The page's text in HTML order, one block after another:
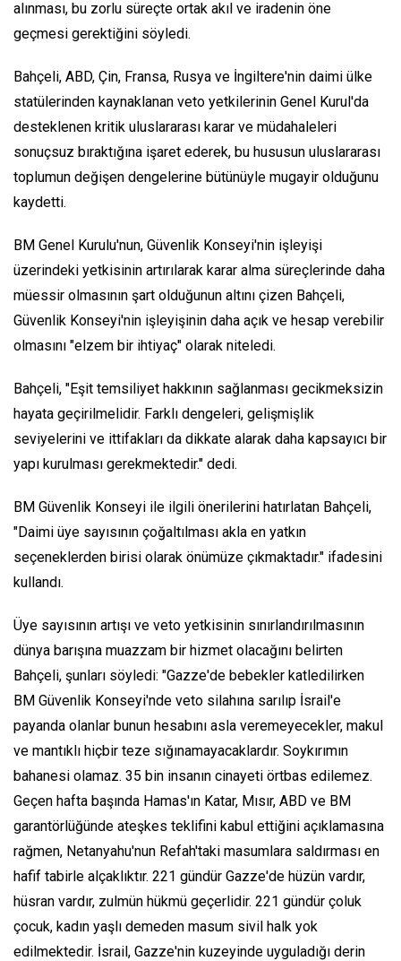
alınması, bu zorlu süreçte ortak akıl ve iradenin öne
geçmesi gerektiğini söyledi.
Bahçeli, ABD, Çin, Fransa, Rusya ve İngiltere'nin daimi ülke
statülerinden kaynaklanan veto yetkilerinin Genel Kurul'da
desteklenen kritik uluslararası karar ve müdahaleleri
sonuçsuz bıraktığına işaret ederek, bu hususun uluslararası
toplumun değişen dengelerine bütünüyle mugayir olduğunu
kaydetti.
BM Genel Kurulu'nun, Güvenlik Konseyi'nin işleyişi
üzerindeki yetkisinin artırılarak karar alma süreçlerinde daha
müessir olmasının şart olduğunun altını çizen Bahçeli,
Güvenlik Konseyi'nin işleyişinin daha açık ve hesap verebilir
olmasını "elzem bir ihtiyaç" olarak niteledi.
Bahçeli, "Eşit temsiliyet hakkının sağlanması gecikmeksizin
hayata geçirilmelidir. Farklı dengeleri, gelişmişlik
seviyelerini ve ittifakları da dikkate alarak daha kapsayıcı bir
yapı kurulması gerekmektedir." dedi.
BM Güvenlik Konseyi ile ilgili önerilerini hatırlatan Bahçeli,
"Daimi üye sayısının çoğaltılması akla en yatkın
seçeneklerden birisi olarak önümüze çıkmaktadır." ifadesini
kullandı.
Üye sayısının artışı ve veto yetkisinin sınırlandırılmasının
dünya barışına muazzam bir hizmet olacağını belirten
Bahçeli, şunları söyledi: "Gazze'de bebekler katledilirken
BM Güvenlik Konseyi'nde veto silahına sarılıp İsrail'e
payanda olanlar bunun hesabını asla veremeyecekler, makul
ve mantıklı hiçbir teze sığınamayacaklardır. Soykırımın
bahanesi olamaz. 35 bin insanın cinayeti örtbas edilemez.
Geçen hafta başında Hamas'ın Katar, Mısır, ABD ve BM
garantörlüğünde ateşkes teklifini kabul ettiğini açıklamasına
rağmen, Netanyahu'nun Refah'taki masumlara saldırması en
hafif tabirle alçaklıktır. 221 gündür Gazze'de hüzün vardır,
hüsran vardır, zulmün hükmü geçerlidir. 221 gündür çoluk
çocuk, kadın yaşlı demeden masum sivil halk yok
edilmektedir. İsrail, Gazze'nin kuzeyinde uyguladığı derin